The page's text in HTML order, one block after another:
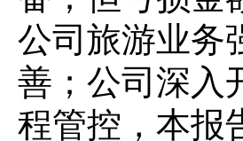
公司旅游业务
善；公司深入
程管控，本报